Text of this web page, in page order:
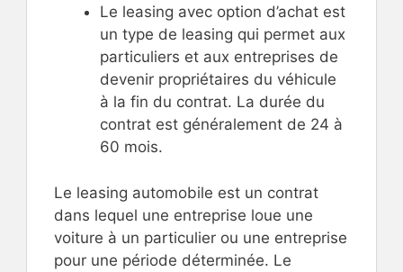
Le leasing avec option d’achat est
un type de leasing qui permet aux
particuliers et aux entreprises de
devenir propriétaires du véhicule
à la fin du contrat. La durée du
contrat est généralement de 24 à
60 mois.
Le leasing automobile est un contrat
dans lequel une entreprise loue une
voiture à un particulier ou une entreprise
pour une période déterminée. Le